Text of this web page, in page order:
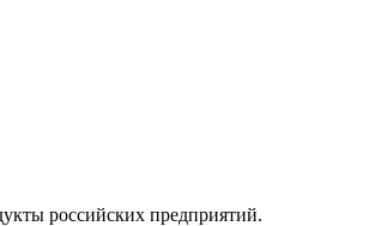
российских предприятий.